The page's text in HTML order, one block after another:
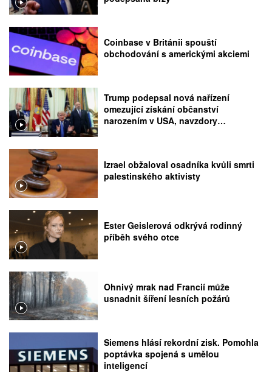
Coinbase v Británii spouští
obchodování s americkými akciemi
Trump podepsal nová nařízení
omezující získání občanství
narozením v USA, navzdory
Izrael obžaloval osadníka kvůli smrti
palestinského aktivisty
Ester Geislerová odkrývá rodinný
příběh svého otce
Ohnivý mrak nad Francií může
usnadnit šíření lesních požárů
Siemens hlásí rekordní zisk. Pomohla
poptávka spojená s umělou
inteligencí